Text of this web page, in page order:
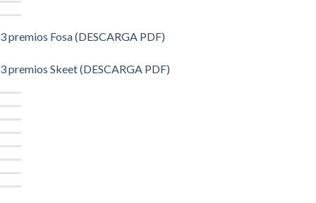
3 premios Fosa (DESCARGA PDF)
3 premios Skeet (DESCARGA PDF)